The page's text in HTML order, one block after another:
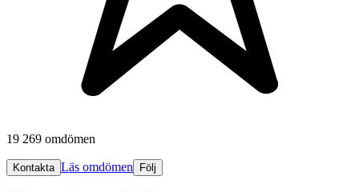
19 269 omdömen
Kontakta Läs omdömen Följ